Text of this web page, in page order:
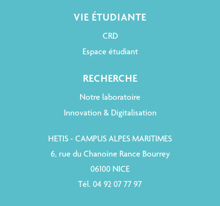
VIE ÉTUDIANTE
CRD
Espace étudiant
RECHERCHE
Notre laboratoire
Innovation & Digitalisation
HETIS - CAMPUS ALPES MARITIMES
6, rue du Chanoine Rance Bourrey
06100 NICE
Tél. 04 92 07 77 97